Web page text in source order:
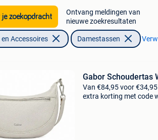
je zoekopdracht
Ontvang meldingen van
nieuwe zoekresultaten
Accessoires Damestassen
Gabor Schoudertas
Van €84,95 voor
extra korting met code